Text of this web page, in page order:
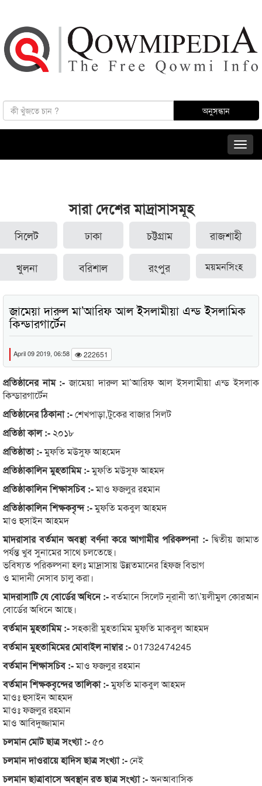
সারা দেশের মাদ্রাসাসমূহ
সিলেট ঢাকা চট্টগ্রাম রাজশাহী
খুলনা বরিশাল রংপুর ময়মনসিংহ
জামেয়া দারুল মা’আরিফ আল ইসলামীয়া এন্ড ইসলামিক
কিন্ডারগার্টেন
April 09 2019, 06:58 222651
প্রতিষ্ঠানের নাম :-জামেয়া দারুল মা’আরিফ আল ইসলামীয়া এন্ড ইসলাক
কিন্ডারগার্টেন
প্রতিষ্ঠানের ঠিকানা :-শেখপাড়া,টুকের বাজার সিলট
প্রতিষ্ঠা কাল :- ২০১৮
প্রতিষ্ঠাতা :-মুফতি মউসুফ আহমেদ
প্রতিষ্ঠাকালিন মুহতামিম :-মুফতি মউসুফ আহমদ
প্রতিষ্ঠাকালিন শিক্ষাসচিব :-মাও ফজলুর রহমান
প্রতিষ্ঠাকালিন শিক্ষকবৃন্দ :-মুফতি মকবুল আহমদ
মাও হুসাইন আহমদ
মাদরাসার বর্তমান অবস্থা বর্ণনা করে আগামীর পরিকল্পনা :-দ্বিতীয় জামাত
পর্যন্ত খুব সুনামের সাথে চলতেছে।
ভবিষ্যত পরিকল্পনা হলঃ মাদ্রাসায় উন্নতমানের হিফজ বিভাগ
ও মাদানী নেসাব চালু করা।
মাদরাসাটি যে বোর্ডের অধিনে :-বর্তমানে সিলেট নূরানী তা\’য়লীমুল কোরআন
বোর্ডের অধিনে আছে।
বর্তমান মুহতামিম :-সহকারী মুহতামিম মুফতি মাকবুল আহমদ
বর্তমান মুহতামিমের মোবাইল নাম্বার :-01732474245
বর্তমান শিক্ষাসচিব :-মাও ফজলুর রহমান
বর্তমান শিক্ষকবৃন্দের তালিকা :-মুফতি মাকবুল আহমদ
মাওঃ হুসাইন আহমদ
মাওঃ ফজলুর রহমান
মাও আবিদুজ্জামান
চলমান মোট ছাত্র সংখ্যা :-৫০
চলমান দাওরায়ে হাদিস ছাত্র সংখ্যা :-নেই
চলমান ছাত্রাবাসে অবস্থান রত ছাত্র সংখ্যা :-অনআবাসিক